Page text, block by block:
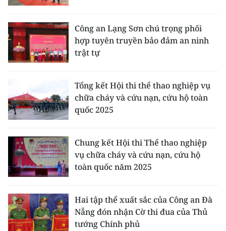
TIN ĐỊA PHƯƠNG
Trung du và miền núi phía Bắc
Đồng bằng sông Hồng
Bắc Trung Bộ
Nguyên
Đông Nam Bộ
Đồng bằng sông Cửu Long
Chuyên trang Hà Nội
Chuyên trang TP. Hồ Chí Minh
Công an Lạng Sơn chú trọng phối
hợp tuyên truyền bảo đảm an ninh
trật tự
Tổng kết Hội thi thể thao nghiệp vụ
chữa cháy và cứu nạn, cứu hộ toàn
quốc 2025
Chung kết Hội thi Thể thao nghiệp
vụ chữa cháy và cứu nạn, cứu hộ
toàn quốc năm 2025
Hai tập thể xuất sắc của Công an Đà
Nẵng đón nhận Cờ thi đua của Thủ
tướng Chính phủ